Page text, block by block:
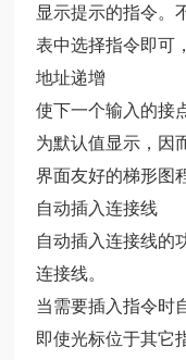
显示提示的指令。
表中选择指令即可
地址递增
使下一个输入的接
为默认值显示，因
界面友好的梯形图
自动插入连接线
自动插入连接线的
连接线。
当需要插入指令时
即使光标位于其它